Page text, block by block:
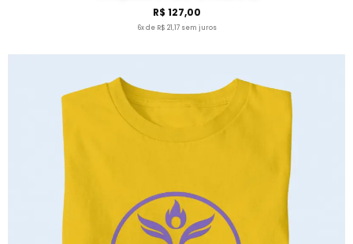
R$ 127,00
6x de R$ 21,17 sem juros